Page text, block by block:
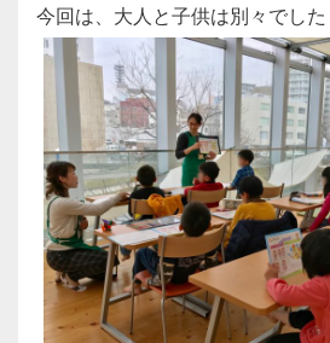
今回は、大人と子供は別々でした